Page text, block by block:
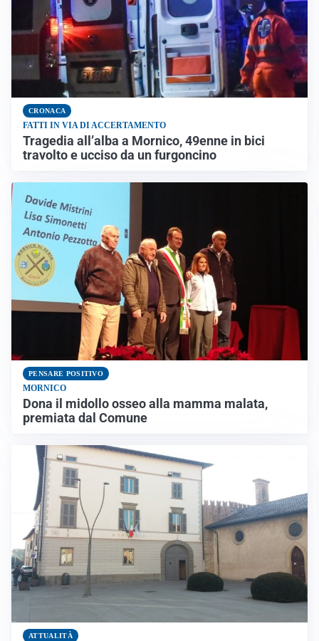
CRONACA
FATTI IN VIA DI ACCERTAMENTO
Tragedia all’alba a Mornico, 49enne in bici
travolto e ucciso da un furgoncino
PENSARE POSITIVO
MORNICO
Dona il midollo osseo alla mamma malata,
premiata dal Comune
ATTUALITÀ